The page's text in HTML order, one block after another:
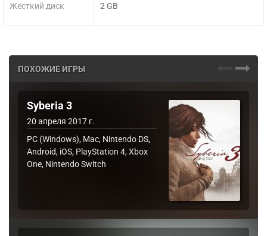
Жесткий диск 2 GB
ПОХОЖИЕ ИГРЫ
Syberia 3
20 апреля 2017 г.
PC (Windows), Mac, Nintendo DS,
Android, iOS, PlayStation 4, Xbox
One, Nintendo Switch